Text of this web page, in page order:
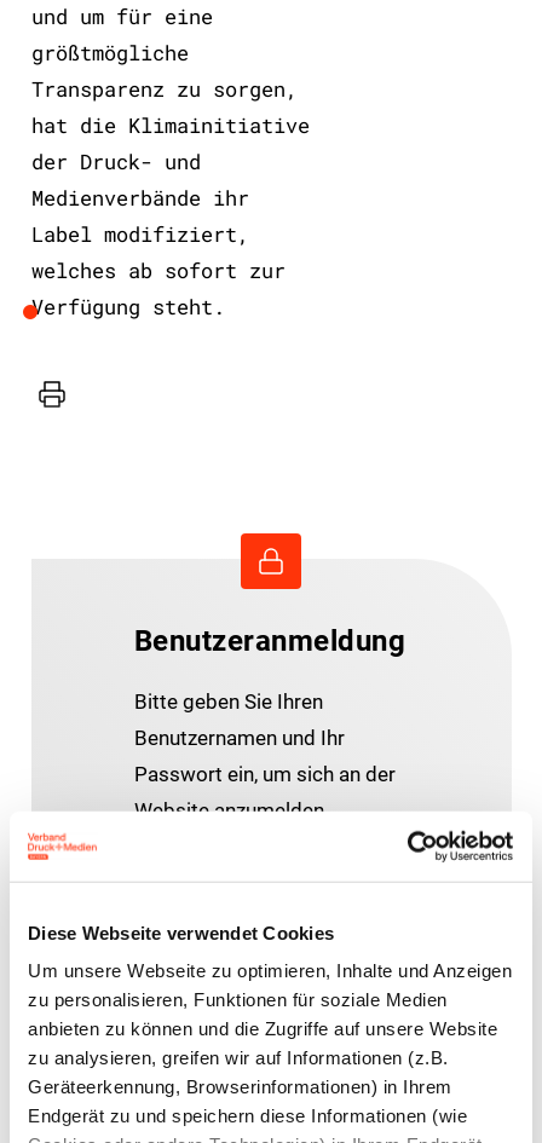
Diese Webseite verwendet Cookies
Um unsere Webseite zu optimieren, Inhalte und Anzeigen
zu personalisieren, Funktionen für soziale Medien
anbieten zu können und die Zugriffe auf unsere Website
zu analysieren, greifen wir auf Informationen (z.B.
Geräteerkennung, Browserinformationen) in Ihrem
Endgerät zu und speichern diese Informationen (wie
und um für eine
größtmögliche
Transparenz zu sorgen,
hat die Klimainitiative
der Druck- und
Medienverbände ihr
Label modifiziert,
welches ab sofort zur
Verfügung steht.
Drucker
Benutzeranmeldung
Bitte geben Sie Ihren
Benutzernamen und Ihr
Passwort ein, um sich an der
Website anzumelden.
E-Mail-Adresse
Passwort: